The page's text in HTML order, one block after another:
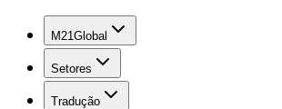
M21Global
Setores
Tradução